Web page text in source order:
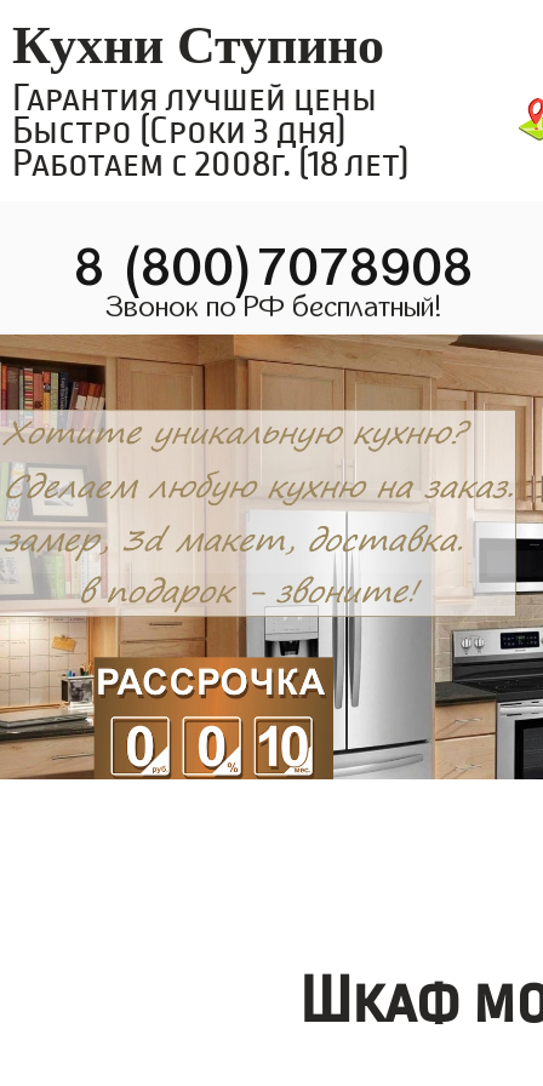
Кухни Ступино
Гарантия лучшей цены
Быстро (Сроки 3 дня)
Работаем с 2008г. (18 лет)
8 (800)7078908
Звонок по РФ бесплатный!
Шкаф